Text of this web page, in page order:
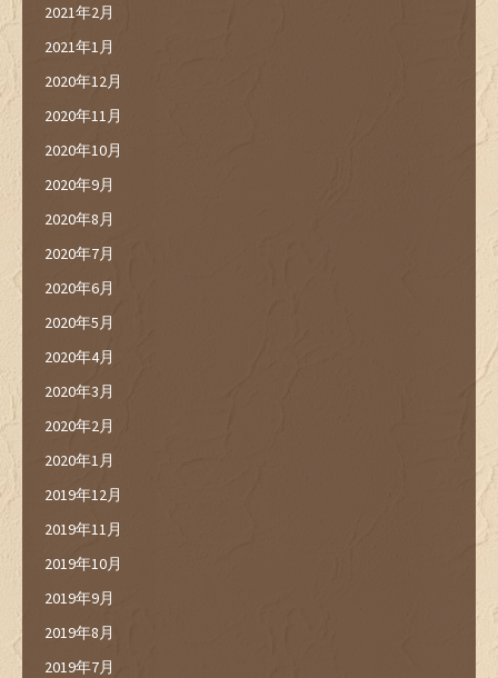
2021年2月
2021年1月
2020年12月
2020年11月
2020年10月
2020年9月
2020年8月
2020年7月
2020年6月
2020年5月
2020年4月
2020年3月
2020年2月
2020年1月
2019年12月
2019年11月
2019年10月
2019年9月
2019年8月
2019年7月